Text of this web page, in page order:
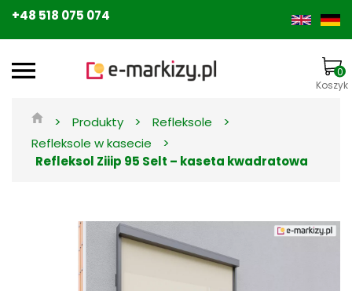
+48 518 075 074
0
Koszyk
> Produkty > Refleksole >
Refleksole w kasecie >
Refleksol Ziiip 95 Selt – kaseta kwadratowa